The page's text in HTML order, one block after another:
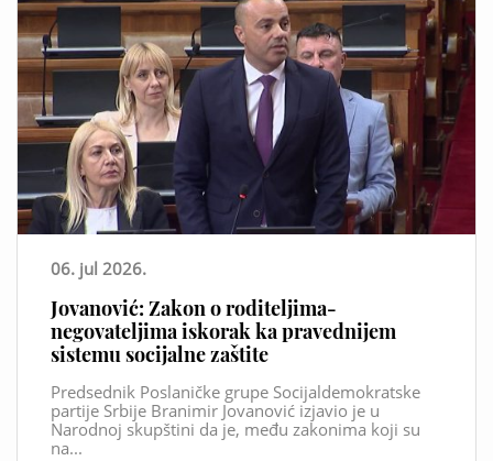
06. jul 2026.
Jovanović: Zakon o roditeljima-
negovateljima iskorak ka pravednijem
sistemu socijalne zaštite
Predsednik Poslaničke grupe Socijaldemokratske
partije Srbije Branimir Jovanović izjavio je u
Narodnoj skupštini da je, među zakonima koji su
na...